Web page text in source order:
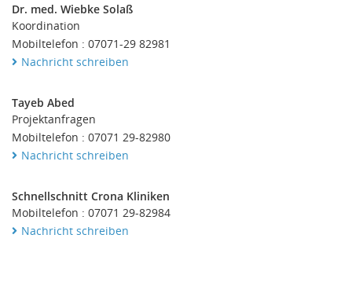
Dr. med. Wiebke Solaß
Koordination
Mobiltelefon : 07071-29 82981
Nachricht schreiben
Tayeb Abed
Projektanfragen
Mobiltelefon : 07071 29-82980
Nachricht schreiben
Schnellschnitt Crona Kliniken
Mobiltelefon : 07071 29-82984
Nachricht schreiben